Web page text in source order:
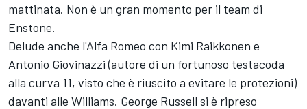
mattinata. Non è un gran momento per il team di
Enstone.
Delude anche l'Alfa Romeo con Kimi Raikkonen e
Antonio Giovinazzi (autore di un fortunoso testacoda
alla curva 11, visto che è riuscito a evitare le protezioni)
davanti alle Williams. George Russell si è ripreso